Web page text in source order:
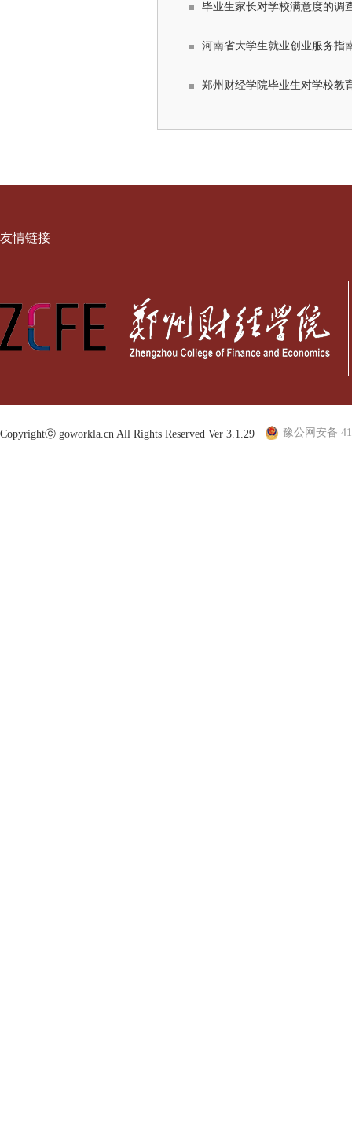
毕业生家长对学校满意度的调
河南省大学生就业创业服务指
郑州财经学院毕业生对学校教
友情链接
Copyrightⓒ goworkla.cn All Rights Reserved Ver 3.1.29 豫公网安备